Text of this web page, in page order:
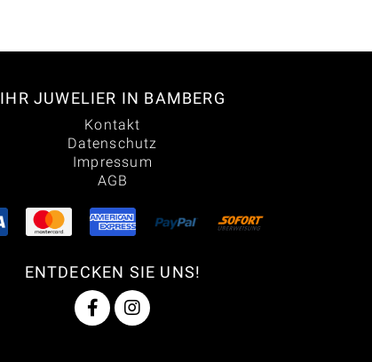
IHR JUWELIER IN BAMBERG
Kontakt
Datenschutz
Impressum
AGB
ENTDECKEN SIE UNS!